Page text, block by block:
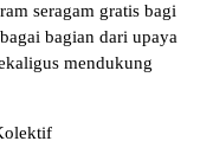
seragam gratis bagi
bagian dari upaya
mendukung